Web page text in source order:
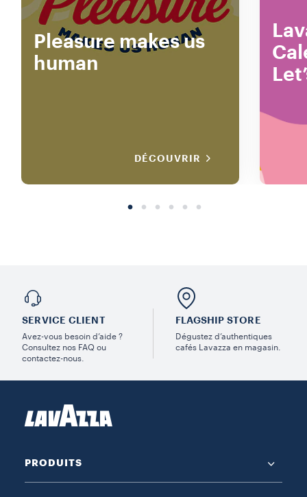
Pleasure makes us
human
DÉCOUVRIR
SERVICE CLIENT
Avez-vous besoin d’aide ?
Consultez nos FAQ ou
contactez-nous.
FLAGSHIP STORE
Dégustez d’authentiques
cafés Lavazza en magasin.
PRODUITS